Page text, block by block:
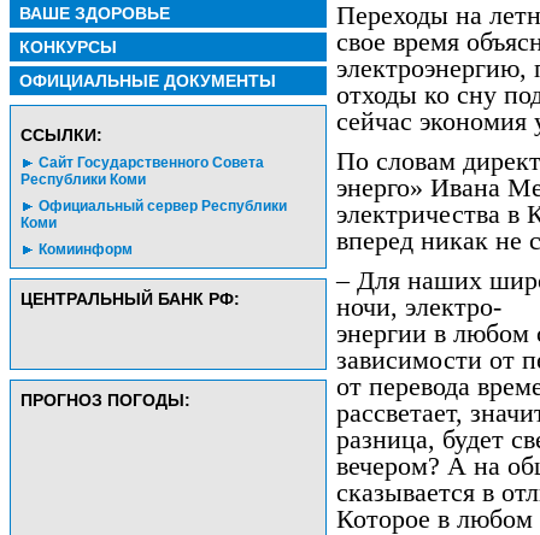
ВАШЕ ЗДОРОВЬЕ
КОНКУРСЫ
ОФИЦИАЛЬНЫЕ ДОКУМЕНТЫ
CСЫЛКИ:
Сайт Государственного Совета
Республики Коми
Официальный сервер Республики
Коми
Комиинформ
ЦЕНТРАЛЬНЫЙ БАНК РФ:
ПРОГНОЗ ПОГОДЫ:
Переходы на
свое время
отходы ко сну
сейчас
По словам
энерго» Ивана
электричества в
вперед никак не
– Для наших
ночи, электро-
энергии в любом
зависимости от
от перевода
рассветает,
разница, будет
вечером? А на
сказывается в
Которое в любом